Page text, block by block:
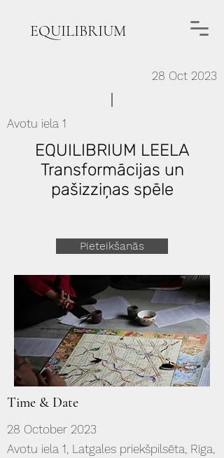
EQUILIBRIUM
28 Oct 2023
Avotu iela 1
EQUILIBRIUM LEELA
Transformācijas un
pašizziņas spēle
Pieteikšanās
Time & Date
28 October 2023
Avotu iela 1, Latgales priekšpilsēta, Rīga,